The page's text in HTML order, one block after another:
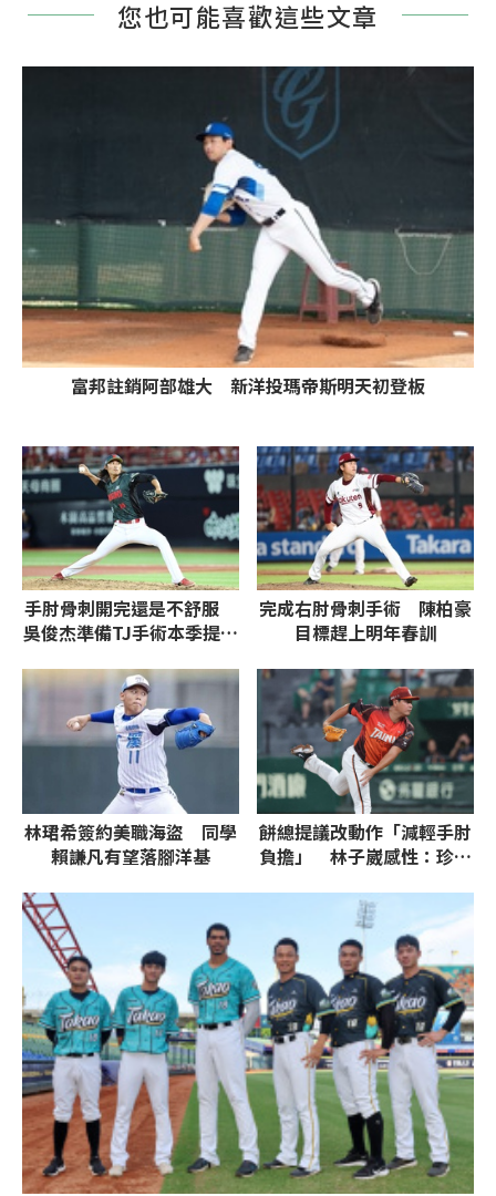
您也可能喜歡這些文章
富邦註銷阿部雄大 新洋投瑪帝斯明天初登板
手肘骨刺開完還是不舒服
吳俊杰準備TJ手術本季提前
完成右肘骨刺手術 陳柏豪
目標趕上明年春訓
林珺希簽約美職海盜 同學
賴謙凡有望落腳洋基
餅總提議改動作「減輕手肘
負擔」 林子崴感性：珍惜